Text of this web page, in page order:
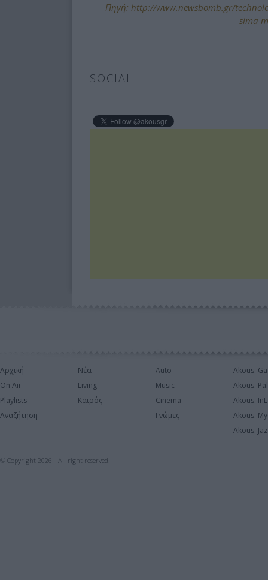
Πηγή: http://www.newsbomb.gr/
sima-
SOCIAL
Αρχική
On Air
Playlists
Αναζήτηση
Νέα
Living
Καιρός
Auto
Music
Cinema
Γνώμες
Akous.
Akous.
Akous.
Akous.
Akous.
© Copyright 2026 - All right reserved.